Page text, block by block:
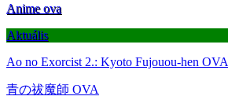
Anime ova
Aktuális
Ao no Exorcist 2.: Kyoto Fujouou-hen OVA
青の祓魔師 OVA